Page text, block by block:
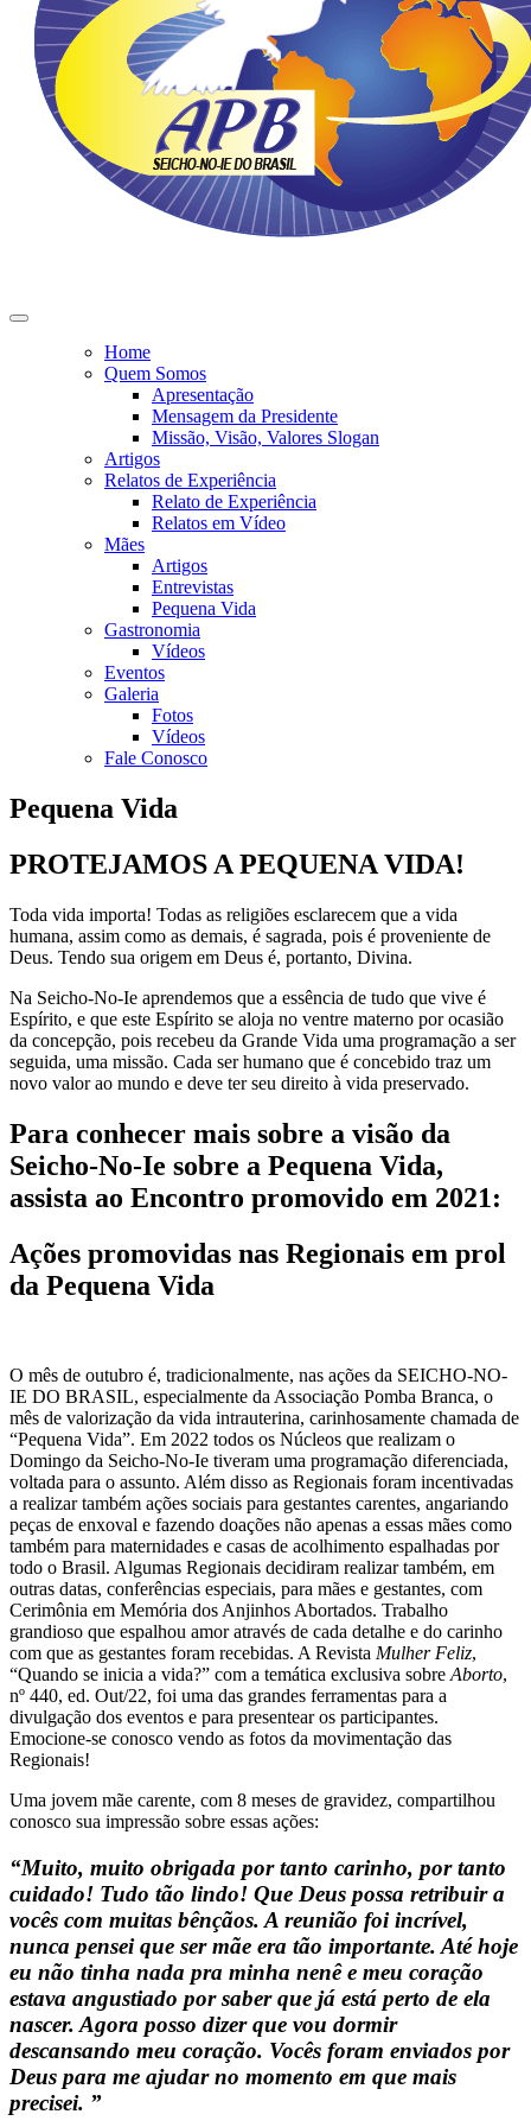
Home
Quem Somos
Apresentação
Mensagem da Presidente
Missão, Visão, Valores Slogan
Artigos
Relatos de Experiência
Relato de Experiência
Relatos em Vídeo
Mães
Artigos
Entrevistas
Pequena Vida
Gastronomia
Vídeos
Eventos
Galeria
Fotos
Vídeos
Fale Conosco
Pequena Vida
PROTEJAMOS A PEQUENA VIDA!
Toda vida importa! Todas as religiões esclarecem que a vida
humana, assim como as demais, é sagrada, pois é proveniente de
Deus. Tendo sua origem em Deus é, portanto, Divina.
Na Seicho-No-Ie aprendemos que a essência de tudo que vive é
Espírito, e que este Espírito se aloja no ventre materno por ocasião
da concepção, pois recebeu da Grande Vida uma programação a ser
seguida, uma missão. Cada ser humano que é concebido traz um
novo valor ao mundo e deve ter seu direito à vida preservado.
Para conhecer mais sobre a visão da
Seicho-No-Ie sobre a Pequena Vida,
assista ao Encontro promovido em 2021:
Ações promovidas nas Regionais em prol
da Pequena Vida
O mês de outubro é, tradicionalmente, nas ações da SEICHO-NO-
IE DO BRASIL, especialmente da Associação Pomba Branca, o
mês de valorização da vida intrauterina, carinhosamente chamada de
“Pequena Vida”. Em 2022 todos os Núcleos que realizam o
Domingo da Seicho-No-Ie tiveram uma programação diferenciada,
voltada para o assunto. Além disso as Regionais foram incentivadas
a realizar também ações sociais para gestantes carentes, angariando
peças de enxoval e fazendo doações não apenas a essas mães como
também para maternidades e casas de acolhimento espalhadas por
todo o Brasil. Algumas Regionais decidiram realizar também, em
outras datas, conferências especiais, para mães e gestantes, com
Cerimônia em Memória dos Anjinhos Abortados. Trabalho
grandioso que espalhou amor através de cada detalhe e do carinho
com que as gestantes foram recebidas. A Revista Mulher Feliz,
“Quando se inicia a vida?” com a temática exclusiva sobreAborto,
nº 440, ed. Out/22, foi uma das grandes ferramentas para a
divulgação dos eventos e para presentear os participantes.
Emocione-se conosco vendo as fotos da movimentação das
Regionais!
Uma jovem mãe carente, com 8 meses de gravidez, compartilhou
conosco sua impressão sobre essas ações:
“Muito, muito obrigada por tanto carinho, por tanto
cuidado! Tudo tão lindo! Que Deus possa retribuir a
vocês com muitas bênçãos. A reunião foi incrível,
nunca pensei que ser mãe era tão importante. Até hoje
eu não tinha nada pra minha nenê e meu coração
estava angustiado por saber que já está perto de ela
nascer. Agora posso dizer que vou dormir
descansando meu coração. Vocês foram enviados por
Deus para me ajudar no momento em que mais
precisei. ”